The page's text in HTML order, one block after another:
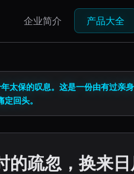
企业简介 产品大全
太保的叹息。这是一份由有过亲
回头。
疏忽，换来日